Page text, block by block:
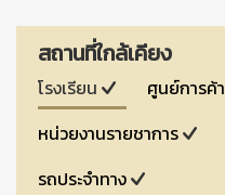
สถานที่ใกล้เคียง
โรงเรียน
ศูนย์การค้า
หน่วยงานรายชาการ
รถประจำทาง